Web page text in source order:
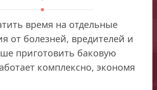
время на отдельные
от болезней, вредителей и
приготовить баковую
комплексно, экономя